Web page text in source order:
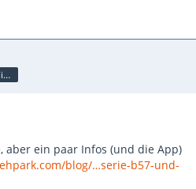
Mitglieder mit gewerblicher Verbindung, auch als Mitarbeiter/in
aber ein paar Infos (und die App)
blog/…serie-b57-und-